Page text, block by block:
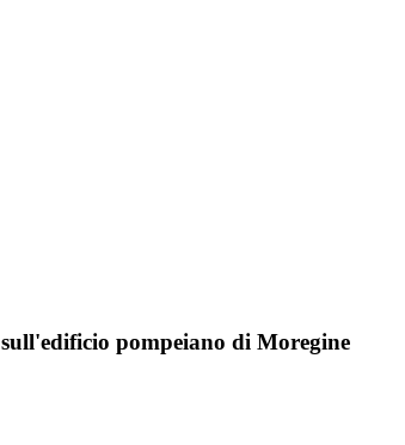
pompeiano di Moregine